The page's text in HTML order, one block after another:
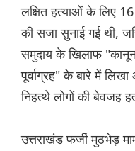
लक्षित हत्याओं के लिए
की सजा सुनाई गई थी,
समुदाय के खिलाफ
पूर्वाग्रह" के बारे में लिखा
निहत्थे लोगों की बेवजह
उत्तराखंड फर्जी मुठभेड़